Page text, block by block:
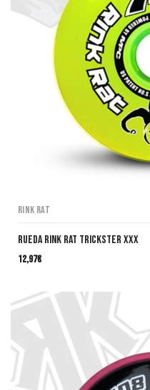
Rink Rat
Rueda Rink Rat Trickster XXX
12,97€